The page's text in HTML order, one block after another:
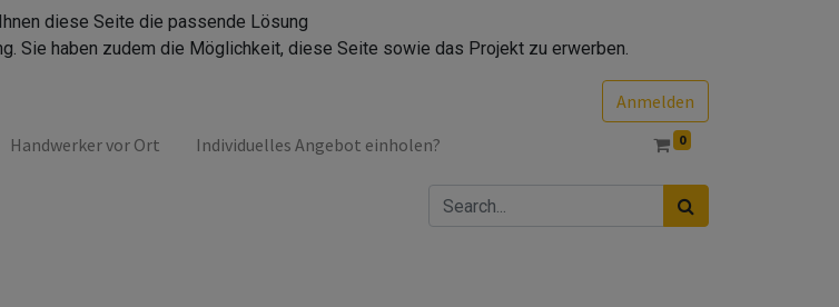
diese Seite die passende Lösung
Sie haben zudem die Möglichkeit, diese Seite sowie das Projekt zu erwerben.
Anmelden
Handwerker vor Ort Individuelles Angebot einholen? 0